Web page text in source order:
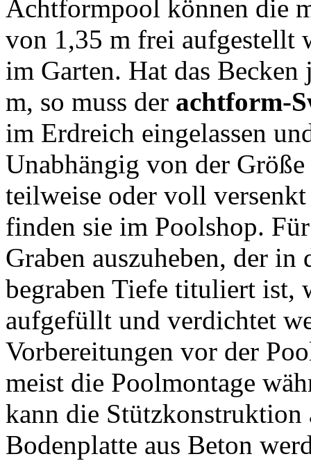
Achtformpool können die
von 1,35 m frei aufgestellt
im Garten. Hat das
m, so muss der achtform-
im Erdreich eingelassen
Unabhängig von der
teilweise oder voll
finden sie im Poolshop.
Graben auszuheben, der
begraben Tiefe tituliert ist,
aufgefüllt und verdichtet
Vorbereitungen vor der
meist die Poolmontage
kann die
Bodenplatte aus Beton